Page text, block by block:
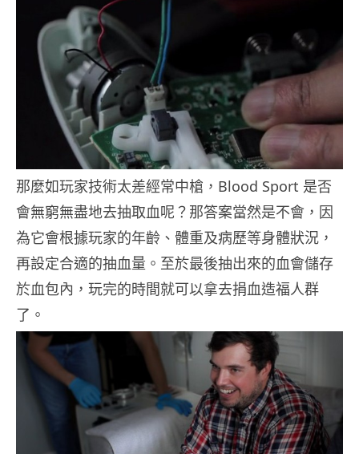
那麼如玩家技術太差經常中槍，Blood Sport 是否
會無窮無盡地去抽取血呢？那答案當然是不會，因
為它會根據玩家的年齡、體重及病歷等身體狀況，
再設定合適的抽血量。至於最後抽出來的血會儲存
於血包內，玩完的時間就可以拿去捐血造福人群
了。